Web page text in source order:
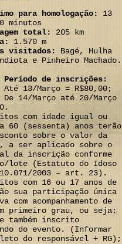
para homologação:
13
minutos
total:
205 km
1.570 m
visitados:
Bagé, Hulha
e Pinheiro Machado.
Período de inscrições:
13/Março = R$80,00;
14/Março até 20/Março
com idade igual ou
60 (sessenta) anos terão
sobre o valor da
a ser aplicado sobre o
da inscrição conforme
lote (Estatuto do Idoso
2003 – art. 23).
com 16 ou 17 anos de
sua participação única
com acompanhamento de
primeiro grau, ou seja:
também inscrito
do evento. (Informar
do responsável + RG);